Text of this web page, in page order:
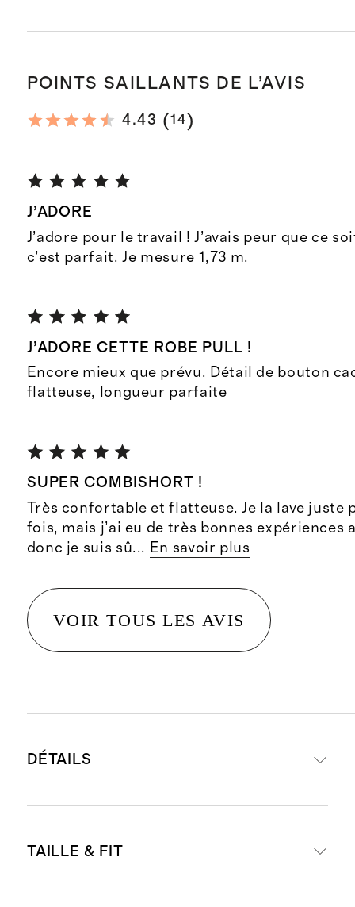
POINTS SAILLANTS DE L’AVIS
4.43 (14)
J’ADORE
J’adore pour le travail ! J’avais peur que ce
c’est parfait. Je mesure 1,73 m.
J’ADORE CETTE ROBE PULL !
Encore mieux que prévu. Détail de bouton
flatteuse, longueur parfaite
SUPER COMBISHORT !
Très confortable et flatteuse. Je la lave juste
fois, mais j’ai eu de très bonnes expériences
donc je suis sû... En savoir plus
VOIR TOUS LES AVIS
DÉTAILS
écologique fabriquée à partir de lin
TAILLE & FIT